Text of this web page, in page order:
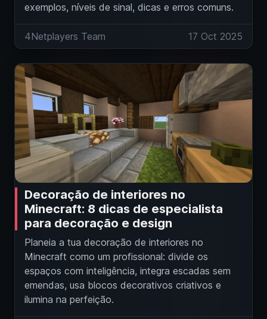
exemplos, níveis de sinal, dicas e erros comuns.
4Netplayers Team 17 Oct 2025
Decoração de interiores no
Minecraft: 8 dicas de especialista
para decoração e design
Planeia a tua decoração de interiores no
Minecraft como um profissional: divide os
espaços com inteligência, integra escadas sem
emendas, usa blocos decorativos criativos e
ilumina na perfeição.